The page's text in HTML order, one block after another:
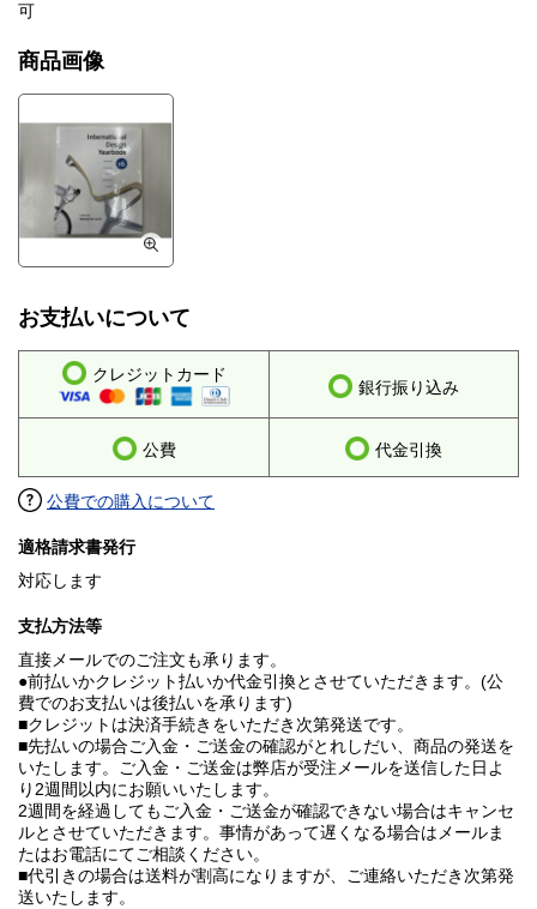
可
商品画像
お支払いについて
クレジットカード
銀行振り込み
公費 代金引換
公費での購入について
適格請求書発行
対応します
支払方法等
直接メールでのご注文も承ります。
●前払いかクレジット払いか代金引換とさせていただきます。(公
費でのお支払いは後払いを承ります)
■クレジットは決済手続きをいただき次第発送です。
■先払いの場合ご入金・ご送金の確認がとれしだい、商品の発送を
いたします。ご入金・ご送金は弊店が受注メールを送信した日よ
り2週間以内にお願いいたします。
2週間を経過してもご入金・ご送金が確認できない場合はキャンセ
ルとさせていただきます。事情があって遅くなる場合はメールま
たはお電話にてご相談ください。
■代引きの場合は送料が割高になりますが、ご連絡いただき次第発
送いたします。